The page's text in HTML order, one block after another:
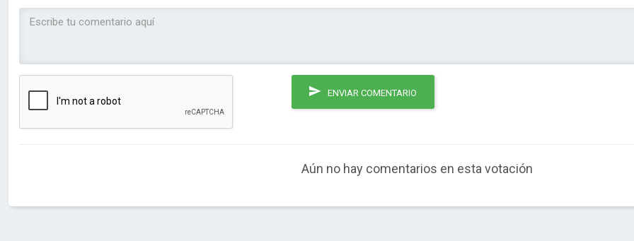
ENVIAR COMENTARIO
Aún no hay comentarios en esta votación